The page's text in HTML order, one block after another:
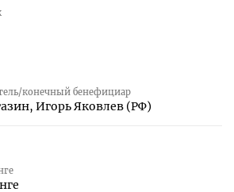
конечный бенефициар
Игорь Яковлев (РФ)